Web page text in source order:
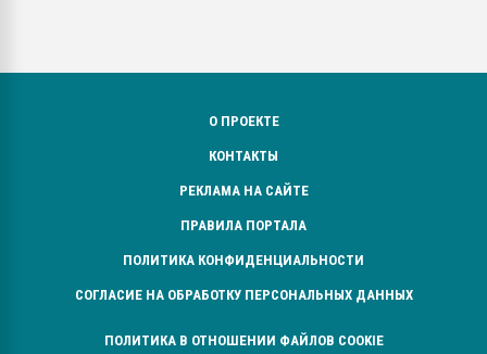
О ПРОЕКТЕ
КОНТАКТЫ
РЕКЛАМА НА САЙТЕ
ПРАВИЛА ПОРТАЛА
ПОЛИТИКА КОНФИДЕНЦИАЛЬНОСТИ
СОГЛАСИЕ НА ОБРАБОТКУ ПЕРСОНАЛЬНЫХ ДАННЫХ
ПОЛИТИКА В ОТНОШЕНИИ ФАЙЛОВ COOKIE